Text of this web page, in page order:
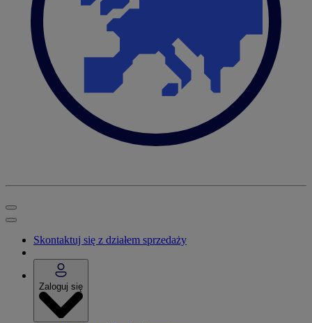
Skontaktuj się z działem sprzedaży
Zaloguj się